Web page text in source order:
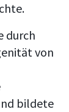
durch
von
bildete